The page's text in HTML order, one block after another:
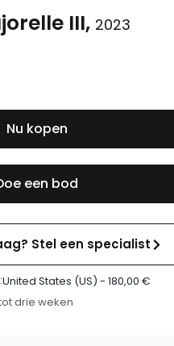
III, 2023
een bod
Stel een specialist
United States (US) -180,00€
drie weken
Nu kopen